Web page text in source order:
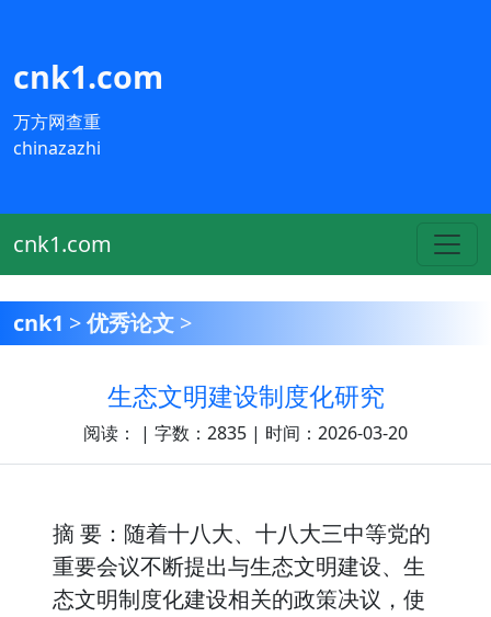
cnk1.com
万方网查重
chinazazhi
cnk1.com
cnk1 >优秀论文 >
生态文明建设制度化研究
阅读： | 字数：2835 | 时间：2026-03-20
摘 要：随着十八大、十八大三中等党的
重要会议不断提出与生态文明建设、生
态文明制度化建设相关的政策决议，使